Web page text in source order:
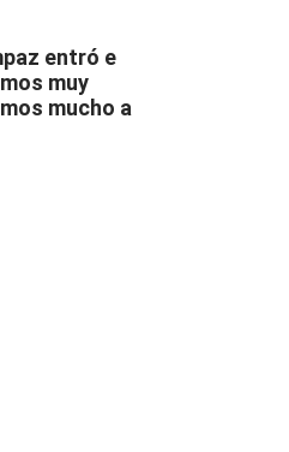
entró e
muy
mucho a